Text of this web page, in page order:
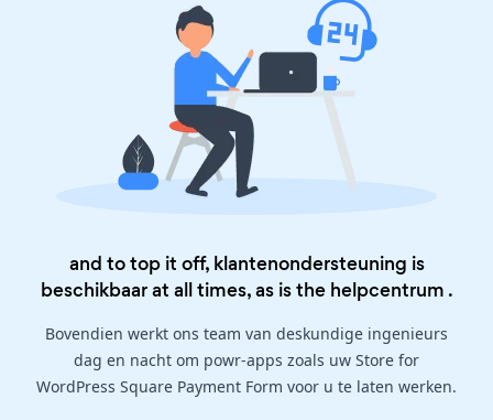
and to top it off, klantenondersteuning is
beschikbaar at all times, as is the helpcentrum .
Bovendien werkt ons team van deskundige ingenieurs
dag en nacht om powr-apps zoals uw Store for
WordPress Square Payment Form voor u te laten werken.